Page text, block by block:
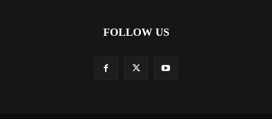
FOLLOW US